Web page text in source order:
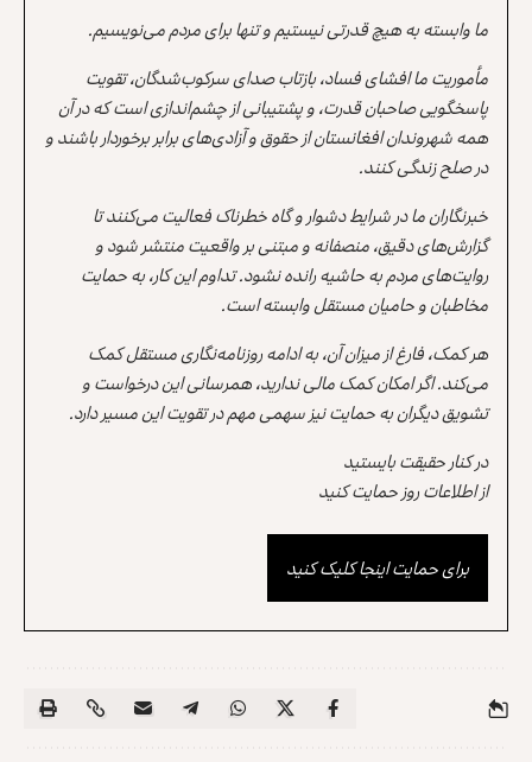
ما وابسته به هیچ قدرتی نیستیم و تنها برای مردم می‌نویسیم.
مأموریت ما افشای فساد، بازتاب صدای سرکوب‌شدگان، تقویت
پاسخگویی صاحبان قدرت، و پشتیبانی از چشم‌اندازی است که در آن
همه شهروندان افغانستان از حقوق و آزادی‌های برابر برخوردار باشند و
در صلح زندگی کنند.
خبرنگاران ما در شرایط دشوار و گاه خطرناک فعالیت می‌کنند تا
گزارش‌های دقیق، منصفانه و مبتنی بر واقعیت منتشر شود و
روایت‌های مردم به حاشیه رانده نشود. تداوم این کار، به حمایت
مخاطبان و حامیان مستقل وابسته است.
هر کمک، فارغ از میزان آن، به ادامه روزنامه‌نگاری مستقل کمک
می‌کند. اگر امکان کمک مالی ندارید، همرسانی این درخواست و
تشویق دیگران به حمایت نیز سهمی مهم در تقویت این مسیر دارد.
در کنار حقیقت بایستید
از اطلاعات روز حمایت کنید
برای حمایت اینجا کلیک کنید